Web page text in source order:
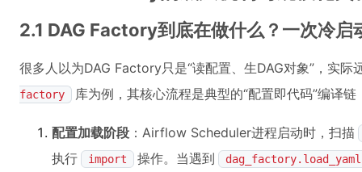
2.1 DAG Factory到底在做什么？一次冷启
很多人以为DAG Factory只是“读配置、生DAG对象”，实际
factory 库为例，其核心流程是典型的“配置即代码”编译链
配置加载阶段 ：Airflow Scheduler进程启动时，扫描
执行
import 操作。当遇到